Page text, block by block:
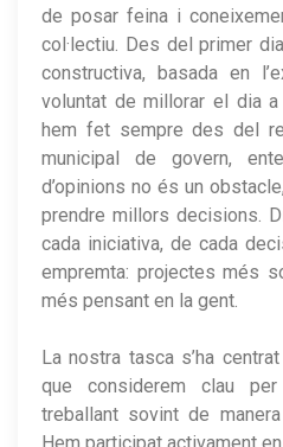
de posar feina i
col·lectiu. Des del primer
constructiva, basada en
voluntat de millorar el dia
hem fet sempre des del
municipal de govern,
d’opinions no és un
prendre millors decisions.
cada iniciativa, de cada
empremta: projectes més
més pensant en la gent.
La nostra tasca s’ha
que considerem clau
treballant sovint de
Hem participat activament